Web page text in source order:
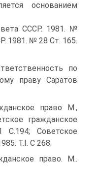
основанием
СССР. 1981. №
1981. № 28 Ст. 165.
по
праву Саратов
право М.,
гражданское
С.194; Советское
T.I. С 268.
право. М..